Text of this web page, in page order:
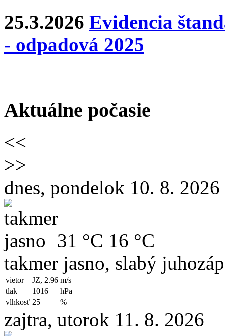
25.3.2026 Evidencia
- odpadová 2025
Aktuálne počasie
<<
>>
dnes, pondelok 10. 8. 2026
31 °C 16 °C
takmer jasno, slabý
vietor JZ, 2.96 m/s
tlak
1016
hPa
vlhkosť 25 %
zajtra, utorok 11. 8. 2026